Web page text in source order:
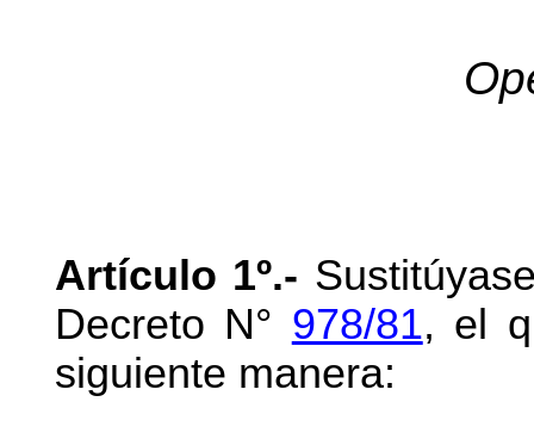
Artículo 1º.-
Decreto N° 978/81, el
siguiente manera: